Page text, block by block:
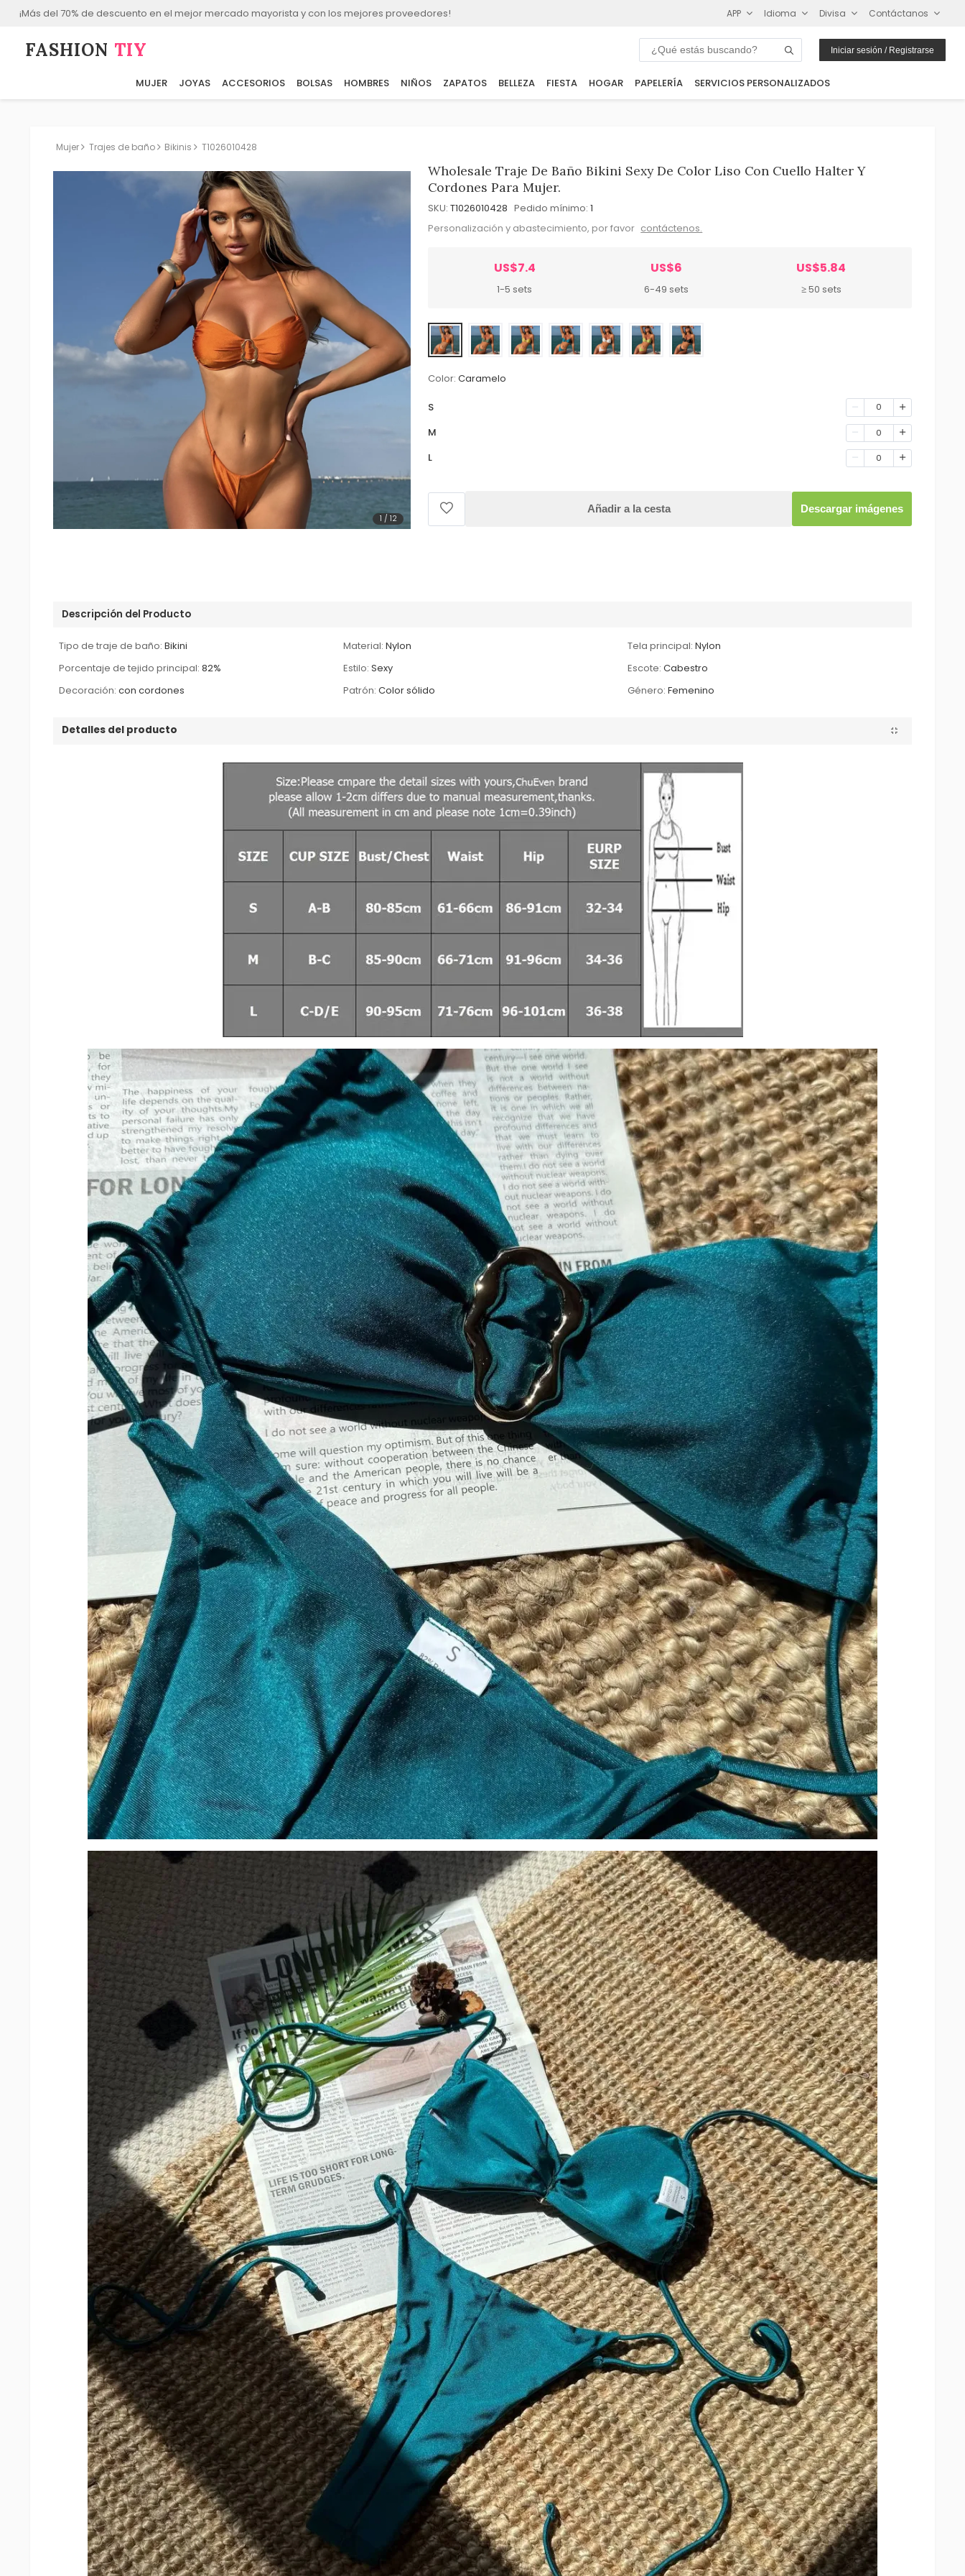
¡Más del 70% de descuento en el mejor mercado mayorista y con los mejores proveedores! APP Idioma Divisa Contáctanos
FASHION⁠ TIY Iniciar sesión / Registrarse
MUJER JOYAS ACCESORIOS BOLSAS HOMBRES NIÑOS ZAPATOS BELLEZA FIESTA HOGAR PAPELERÍA SERVICIOS PERSONALIZADOS
Mujer Trajes de baño Bikinis T1026010428
1 / 12
Wholesale Traje De Baño Bikini Sexy De Color Liso Con Cuello Halter Y
Cordones Para Mujer.
SKU: T1026010428 Pedido mínimo: 1
Personalización y abastecimiento, por favor contáctenos.
US$7.4
1-5 sets
US$6
6-49 sets
US$5.84
≥ 50 sets
Color: Caramelo
S 0
M 0
L 0
Añadir a la cesta Descargar imágenes
Descripción del Producto
Tipo de traje de baño: Bikini Material: Nylon Tela principal: Nylon
Porcentaje de tejido principal: 82% Estilo: Sexy Escote: Cabestro
Decoración: con cordones Patrón: Color sólido Género: Femenino
Detalles del producto